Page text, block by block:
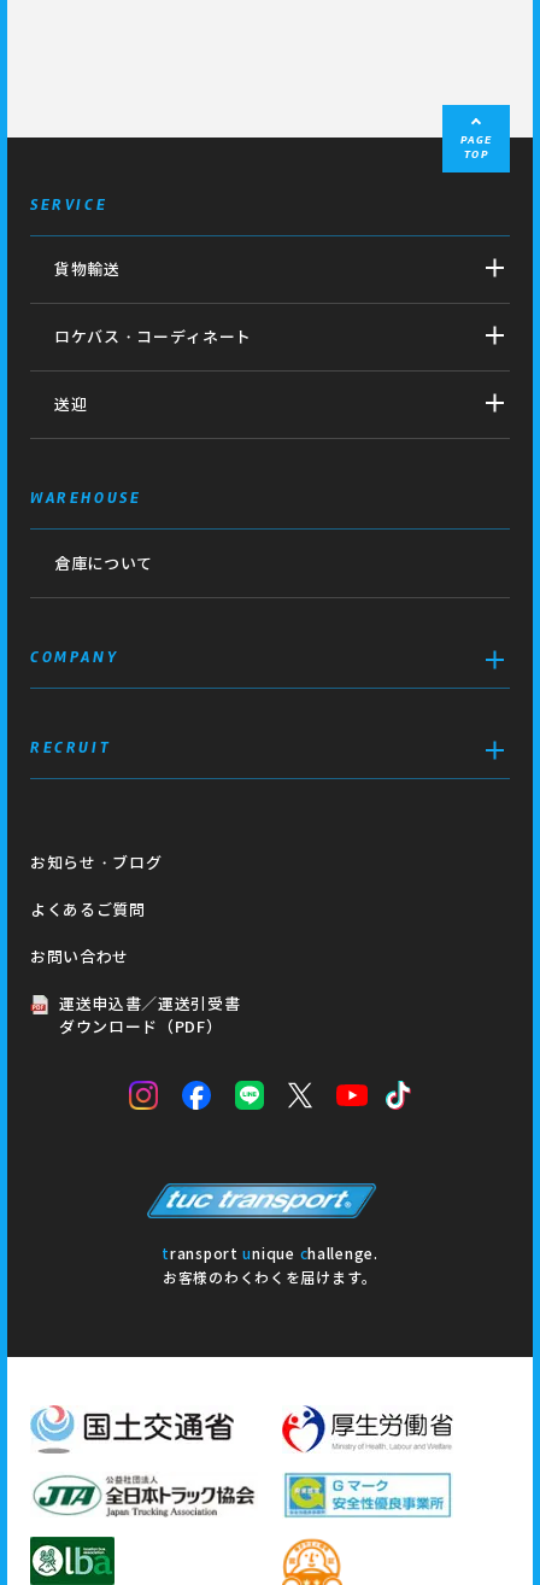
PAGE
TOP
SERVICE
貨物輸送
ロケバス・コーディネート
送迎
WAREHOUSE
倉庫について
COMPANY
RECRUIT
お知らせ・ブログ
よくあるご質問
お問い合わせ
運送申込書／運送引受書
ダウンロード（PDF）
transportunique challenge.
お客様のわくわくを届けます。